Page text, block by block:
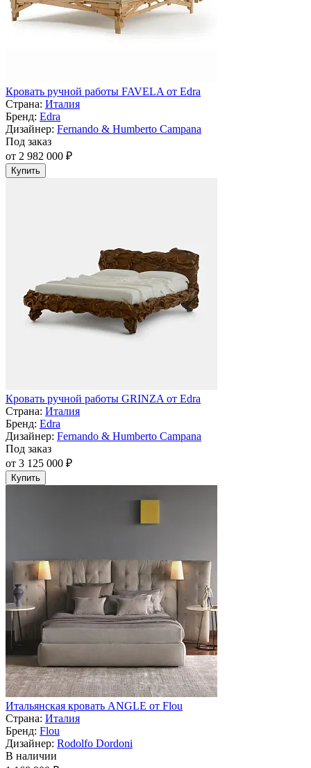
Кровать ручной работы FAVELA от Edra
Страна: Италия
Бренд: Edra
Дизайнер: Fernando & Humberto Campana
Под заказ
от 2 982 000 ₽
Купить
Кровать ручной работы GRINZA от Edra
Страна: Италия
Бренд: Edra
Дизайнер: Fernando & Humberto Campana
Под заказ
от 3 125 000 ₽
Купить
Итальянская кровать ANGLE от Flou
Страна: Италия
Бренд: Flou
Дизайнер: Rodolfo Dordoni
В наличии